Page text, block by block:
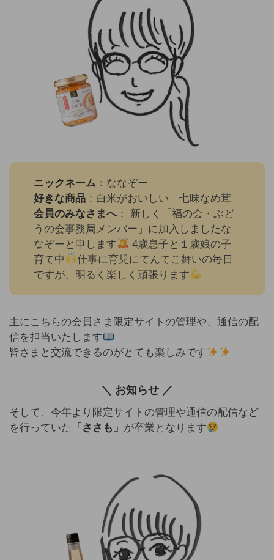
ニックネーム ：ななぞー
好きな商品 ：白米がおいしい 七味なめ茸
会員のみなさまへ： 新しく「福の会・ぶど
うの会事務局メンバー」に加入しましたな
なぞーと申します
4歳息子と１歳娘の子
育て中
仕事に育児にてんてこ舞いの毎日
ですが、明るく楽しく頑張ります
主にこちらの会員さま限定サイトの管理や、通信の配
信を担当いたします
皆さまと交流できるのがとても楽しみです
＼ お知らせ ／
そして、今年より限定サイトの管理や通信の配信など
を行っていた
「ささも」 が卒業となります